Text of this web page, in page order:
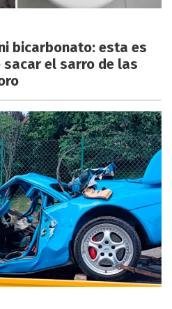
bicarbonato: esta es
sacar el sarro de las